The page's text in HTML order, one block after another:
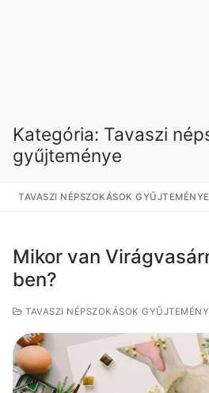
Kategória: Tavaszi
gyűjteménye
TAVASZI NÉPSZOKÁSOK GYŰJTEMÉNYE
Mikor van
ben?
TAVASZI NÉPSZOKÁSOK